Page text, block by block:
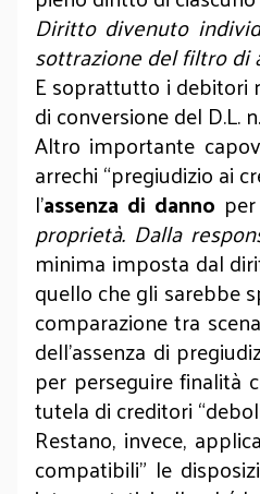
Diritto divenuto
sottrazione del filtro di
E soprattutto i debitori
di conversione del D.L.
Altro importante
arrechi “pregiudizio ai
l’assenza di danno
proprietà. Dalla
minima imposta dal
quello che gli sarebbe
comparazione tra
dell’assenza di
per perseguire finalità
tutela di creditori
Restano, invece,
compatibili” le